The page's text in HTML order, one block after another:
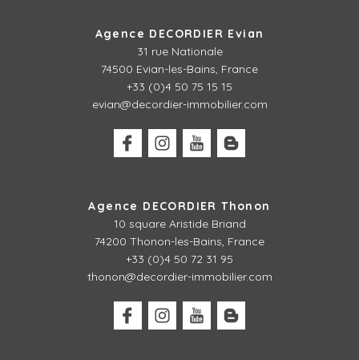
Agence DECORDIER Evian
31 rue Nationale
74500 Evian-les-Bains, France
+33 (0)4 50 75 15 15
evian@decordier-immobilier.com
Agence DECORDIER Thonon
10 square Aristide Briand
74200 Thonon-les-Bains, France
+33 (0)4 50 72 31 95
thonon@decordier-immobilier.com